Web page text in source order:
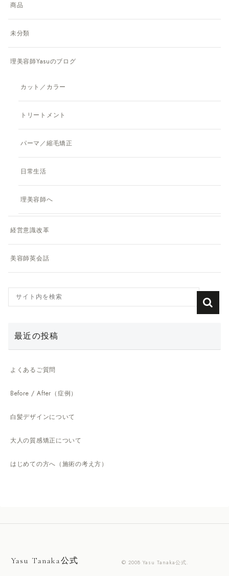
商品
未分類
理美容師Yasuのブログ
カット／カラー
トリートメント
パーマ／縮毛矯正
日常生活
理美容師へ
経営意識改革
美容師英会話
最近の投稿
よくあるご質問
Before / After（症例）
白髪デザインについて
大人の質感矯正について
はじめての方へ（施術の考え方）
Yasu Tanaka公式 © 2008 Yasu Tanaka公式.